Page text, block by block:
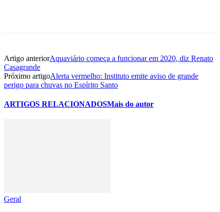
Artigo anteriorAquaviário começa a funcionar em 2020, diz Renato
Casagrande
Próximo artigoAlerta vermelho: Instituto emite aviso de grande
perigo para chuvas no Espírito Santo
ARTIGOS RELACIONADOSMais do autor
Geral